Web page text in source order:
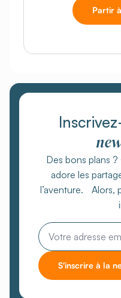
Partir
Des bons plans
adore les
l’aventure. Alors,
Email
S'inscrire à la